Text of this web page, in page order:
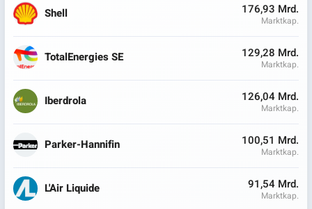
Shell 176,93 Mrd.
Marktkap.
TotalEnergies SE 129,28 Mrd.
Marktkap.
Iberdrola 126,04 Mrd.
Marktkap.
Parker-Hannifin 100,51 Mrd.
Marktkap.
L'Air Liquide 91,54 Mrd.
Marktkap.